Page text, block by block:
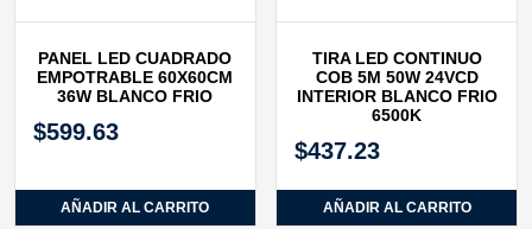
PANEL LED CUADRADO
EMPOTRABLE 60X60CM
36W BLANCO FRIO
$599.63
AÑADIR AL CARRITO
TIRA LED CONTINUO
COB 5M 50W 24VCD
INTERIOR BLANCO FRIO
6500K
$437.23
AÑADIR AL CARRITO